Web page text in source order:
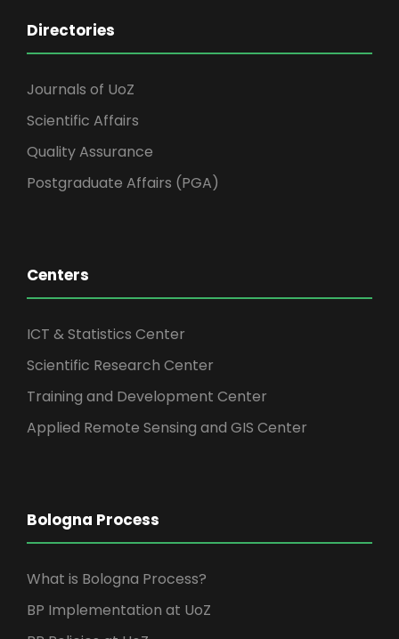
Directories
Journals of UoZ
Scientific Affairs
Quality Assurance
Postgraduate Affairs (PGA)
Centers
ICT & Statistics Center
Scientific Research Center
Training and Development Center
Applied Remote Sensing and GIS Center
Bologna Process
What is Bologna Process?
BP Implementation at UoZ